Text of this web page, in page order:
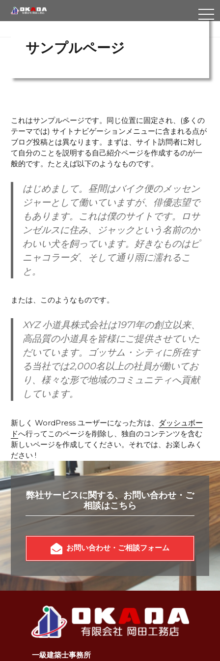
サンプルページ
これはサンプルページです。同じ位置に固定され、(多くの
テーマでは) サイトナビゲーションメニューに含まれる点が
ブログ投稿とは異なります。まずは、サイト訪問者に対し
て自分のことを説明する自己紹介ページを作成するのが一
般的です。たとえば以下のようなものです。
はじめまして。昼間はバイク便のメッセン
ジャーとして働いていますが、俳優志望で
もあります。これは僕のサイトです。ロサ
ンゼルスに住み、ジャックという名前のか
わいい犬を飼っています。好きなものはピ
ニャコラーダ、そして通り雨に濡れるこ
と。
または、このようなものです。
XYZ 小道具株式会社は1971年の創立以来、
高品質の小道具を皆様にご提供させていた
だいています。ゴッサム・シティに所在す
る当社では2,000名以上の社員が働いてお
り、様々な形で地域のコミュニティへ貢献
しています。
新しく WordPress ユーザーになった方は、 ダッシュボー
ドへ行ってこのページを削除し、独自のコンテンツを含む
新しいページを作成してください。それでは、お楽しみく
ださい !
弊社サービスに関する、お問い合わせ・ご
相談はこちら
お問い合わせ・ご相談フォーム
一級建築士事務所